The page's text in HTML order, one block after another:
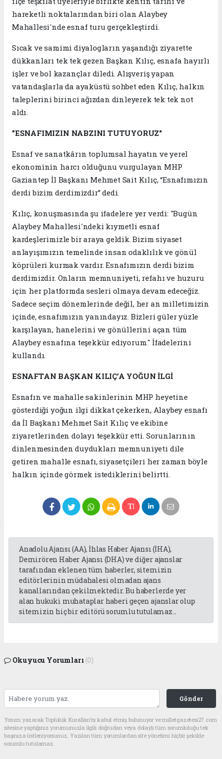
hareketli noktalarından biri olan Alaybey
Mahallesi'nde esnaf turu gerçekleştirdi.
Sıcak ve samimi diyalogların yaşandığı ziyarette
dükkanları tek tek gezen Başkan Kılıç, esnafa hayırlı
işler ve bol kazançlar diledi. Alışveriş yapan
vatandaşlarla da ayaküstü sohbet eden Kılıç, halkın
taleplerini birinci ağızdan dinleyerek tek tek not
aldı.
"ESNAFIMIZIN NABZINI TUTUYORUZ"
Esnaf ve sanatkârın toplumsal hayatın ve yerel
ekonominin harcı olduğunu vurgulayan MHP
Gaziantep İl Başkanı Mehmet Sait Kılıç, “Esnafımızın
derdi bizim derdimizdir” dedi.
Kılıç, konuşmasında şu ifadelere yer verdi: "Bugün
Alaybey Mahallesi'ndeki kıymetli esnaf
kardeşlerimizle bir araya geldik. Bizim siyaset
anlayışımızın temelinde insan odaklılık ve gönül
köprüleri kurmak vardır. Esnafımızın derdi bizim
derdimizdir. Onların memnuniyeti, refahı ve huzuru
için her platformda sesleri olmaya devam edeceğiz.
Sadece seçim dönemlerinde değil, her an milletimizin
içinde, esnafımızın yanındayız. Bizleri güler yüzle
karşılayan, hanelerini ve gönüllerini açan tüm
Alaybey esnafına teşekkür ediyorum." İfadelerini
kullandı.
ESNAFTAN BAŞKAN KILIÇ’A YOĞUN İLGİ
Esnafın ve mahalle sakinlerinin MHP heyetine
gösterdiği yoğun ilgi dikkat çekerken, Alaybey esnafı
da İl Başkanı Mehmet Sait Kılıç ve ekibine
ziyaretlerinden dolayı teşekkür etti. Sorunlarının
dinlenmesinden duydukları memnuniyeti dile
getiren mahalle esnafı, siyasetçileri her zaman böyle
halkın içinde görmek istediklerini belirtti.
Anadolu Ajansı (AA), İhlas Haber Ajansı (İHA),
Demirören Haber Ajansı (DHA) ve diğer ajanslar
tarafından eklenen tüm haberler, sitemizin
editörlerinin müdahalesi olmadan ajans
kanallarından çekilmektedir. Bu haberlerde yer
alan hukuki muhataplar haberi geçen ajanslar olup
sitemizin hiç bir editörü sorumlu tutulamaz...
Okuyucu Yorumları (0)
Gönder
Yorum yazarak Topluluk Kuralları’nı kabul etmiş bulunuyor ve milletgazetesi27.com
sitesine yaptığınız yorumunuzla ilgili doğrudan veya dolaylı tüm sorumluluğu tek
başınıza üstleniyorsunuz. Yazılan tüm yorumlardan site yönetimi hiçbir şekilde
sorumlu tutulamaz.